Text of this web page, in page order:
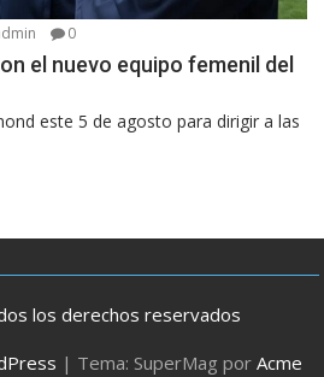
0
el nuevo equipo femenil del
este 5 de agosto para dirigir a las
los derechos reservados
| Tema: SuperMag por Acme